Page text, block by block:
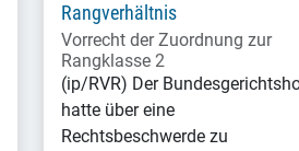
Rangverhältnis
Vorrecht der Zuordnung zur
Rangklasse 2
(ip/RVR) Der
hatte über eine
Rechtsbeschwerde zu